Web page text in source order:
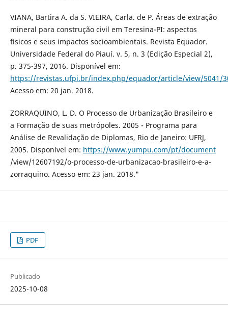
VIANA, Bartira A. da S. VIEIRA, Carla. de P. Áreas de extração
mineral para construção civil em Teresina-PI: aspectos
físicos e seus impactos socioambientais. Revista Equador.
Universidade Federal do Piauí. v. 5, n. 3 (Edição Especial 2),
p. 375-397, 2016. Disponível em:
https://revistas.ufpi.br/index.php/equador/article/view/5041/
Acesso em: 20 jan. 2018.
ZORRAQUINO, L. D. O Processo de Urbanização Brasileiro e
a Formação de suas metrópoles. 2005 - Programa para
Análise de Revalidação de Diplomas, Rio de Janeiro: UFRJ,
2005. Disponível em: https://www.yumpu.com/pt/document
/view/12607192/o-processo-de-urbanizacao-brasileiro-e-a-
zorraquino. Acesso em: 23 jan. 2018."
PDF
Publicado
2025-10-08